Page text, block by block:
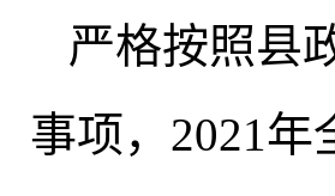
严格按照县
事项， 2021年